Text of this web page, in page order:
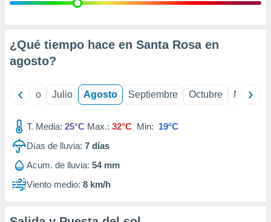
e
mediante
publicidad
de
1199
¿Qué tiempo hace en Santa Rosa en
agosto?
Junio Julio Agosto Septiembre Octubre
T. Media: 25°C Max.: 32°C Min: 19°C
Días de lluvia: 7 días
Acum. de lluvia: 54 mm
Viento medio: 8 km/h